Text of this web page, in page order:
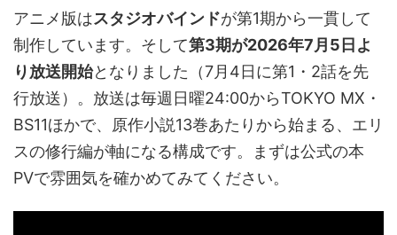
アニメ版はスタジオバインドが第1期から一貫して
制作しています。そして第3期が2026年7月5日よ
り放送開始となりました（7月4日に第1・2話を先
行放送）。放送は毎週日曜24:00からTOKYO MX・
BS11ほかで、原作小説13巻あたりから始まる、エリ
スの修行編が軸になる構成です。まずは公式の本
PVで雰囲気を確かめてみてください。